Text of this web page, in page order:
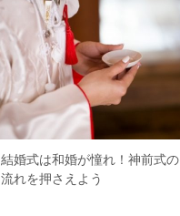
結婚式は和婚が憧れ！神前式の
流れを押さえよう